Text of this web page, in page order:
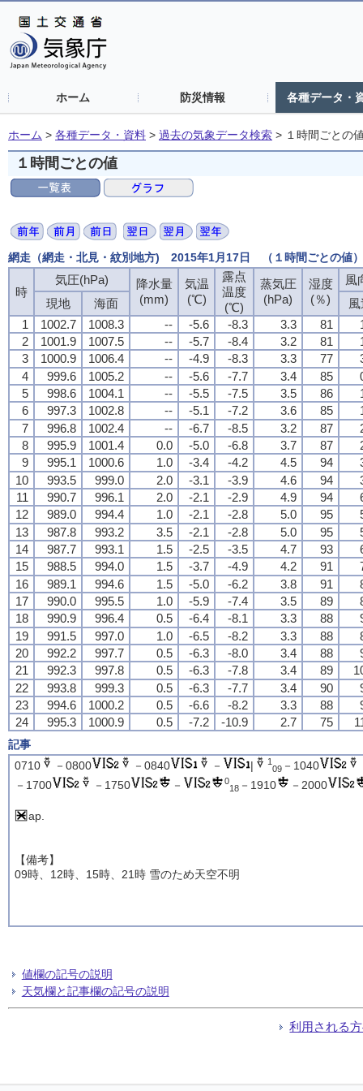
ホーム 防災情報 各種データ・
ホーム > 各種データ・資料 > 過去の気象データ検索 > １時間ごとの
１時間ごとの値
網走（網走・北見・紋別地方) 2015年1月17日 （１時間ごとの値）
時
気圧(hPa)
降水量
(mm)
気温
(℃)
露点
温度
(℃)
蒸気圧
(hPa)
湿度
(％)
風
現地
海面
1
1002.7 1008.3 -- -5.6 -8.3 3.3 81
2
1001.9 1007.5 -- -5.7 -8.4 3.2 81
3
1000.9 1006.4 -- -4.9 -8.3 3.3 77
4
999.6 1005.2 -- -5.6 -7.7 3.4 85
5
998.6 1004.1 -- -5.5 -7.5 3.5 86
6
997.3 1002.8 -- -5.1 -7.2 3.6 85
7
996.8 1002.4 -- -6.7 -8.5 3.2 87
8
995.9 1001.4 0.0 -5.0 -6.8 3.7 87
9
995.1 1000.6 1.0 -3.4 -4.2 4.5 94
10
993.5 999.0 2.0 -3.1 -3.9 4.6 94
11
990.7 996.1 2.0 -2.1 -2.9 4.9 94
12
989.0 994.4 1.0 -2.1 -2.8 5.0 95
13
987.8 993.2 3.5 -2.1 -2.8 5.0 95
14
987.7 993.1 1.5 -2.5 -3.5 4.7 93
15
988.5 994.0 1.5 -3.7 -4.9 4.2 91
16
989.1 994.6 1.5 -5.0 -6.2 3.8 91
17
990.0 995.5 1.0 -5.9 -7.4 3.5 89
18
990.9 996.4 0.5 -6.4 -8.1 3.3 88
19
991.5 997.0 1.0 -6.5 -8.2 3.3 88
20
992.2 997.7 0.5 -6.3 -8.0 3.4 88
21
992.3 997.8 0.5 -6.3 -7.8 3.4 89
22
993.8 999.3 0.5 -6.3 -7.7 3.4 90
23
994.6 1000.2 0.5 -6.6 -8.2 3.3 88
24
995.3 1000.9 0.5 -7.2 -10.9 2.7 75
記事
0710
－0800 －0840 － | 1
09－1040
－1700
－1750 － 0
18－1910 －2000
ap.
【備考】
09時、12時、15時、21時 雪のため天空不明
値欄の記号の説明
天気欄と記事欄の記号の説明
利用される